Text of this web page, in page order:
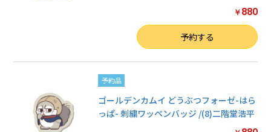
￥ 880
予約する
予約品
ゴールデンカムイ どうぶつフォーゼ-はら
っぱ- 刺繍ワッペンバッジ /(8)二階堂浩平